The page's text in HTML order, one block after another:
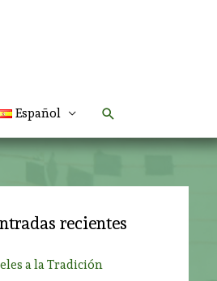
Español Buscar
recientes
a la Tradición